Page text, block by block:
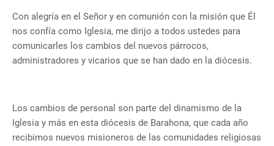
Con alegría en el Señor y en comunión con la misión que Él
nos confía como Iglesia, me dirijo a todos ustedes para
comunicarles los cambios del nuevos párrocos,
administradores y vicarios que se han dado en la diócesis.
Los cambios de personal son parte del dinamismo de la
Iglesia y más en esta diócesis de Barahona, que cada año
recibimos nuevos misioneros de las comunidades religiosas